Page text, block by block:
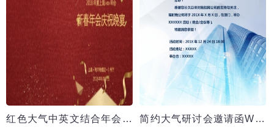
红色大气中英文结合年会邀请函 简约大气研讨会邀请函Word模板